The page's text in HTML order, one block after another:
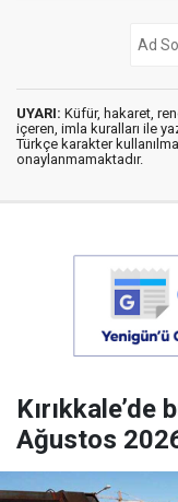
UYARI: Küfür, hakaret,
içeren, imla kuralları ile
Türkçe karakter
onaylanmamaktadır.
Ağustos